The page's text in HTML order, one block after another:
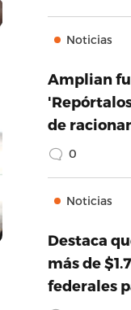
Noticias
Amplian
de
0
Noticias
Destaca
más de
federales